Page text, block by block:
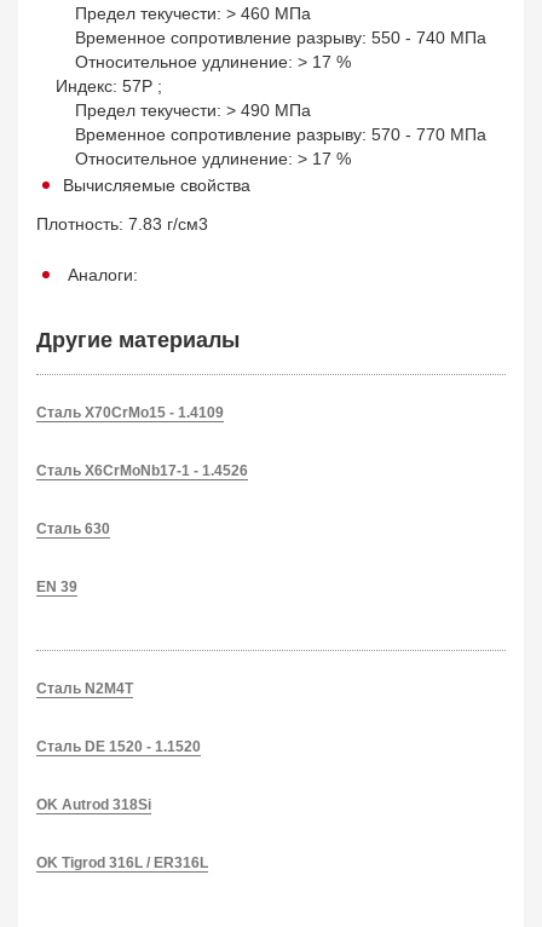
Предел текучести: > 460 МПа
Временное сопротивление разрыву: 550 - 740 МПа
Относительное удлинение: > 17 %
Индекс: 57P ;
Предел текучести: > 490 МПа
Временное сопротивление разрыву: 570 - 770 МПа
Относительное удлинение: > 17 %
Вычисляемые свойства
Плотность: 7.83 г/см3
Аналоги:
Другие материалы
Сталь X70CrMo15 - 1.4109
Сталь X6CrMoNb17-1 - 1.4526
Сталь 630
EN 39
Сталь N2M4T
Сталь DE 1520 - 1.1520
OK Autrod 318Si
OK Tigrod 316L / ER316L